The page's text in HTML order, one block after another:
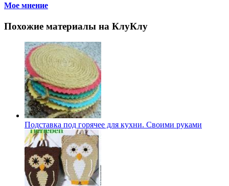
Мое мнение
Похожие материалы на КлуКлу
Подставка под горячее для кухни. Своими руками